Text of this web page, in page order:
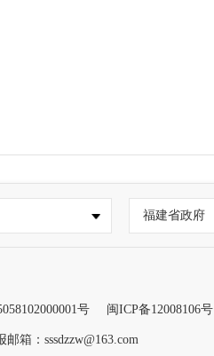
福建省政府
号 闽ICP备12008106号
邮箱：sssdzzw@163.com